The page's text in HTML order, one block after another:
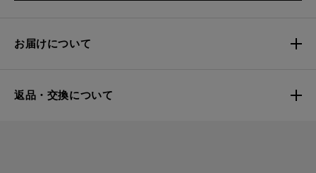
お届けについて
返品・交換について